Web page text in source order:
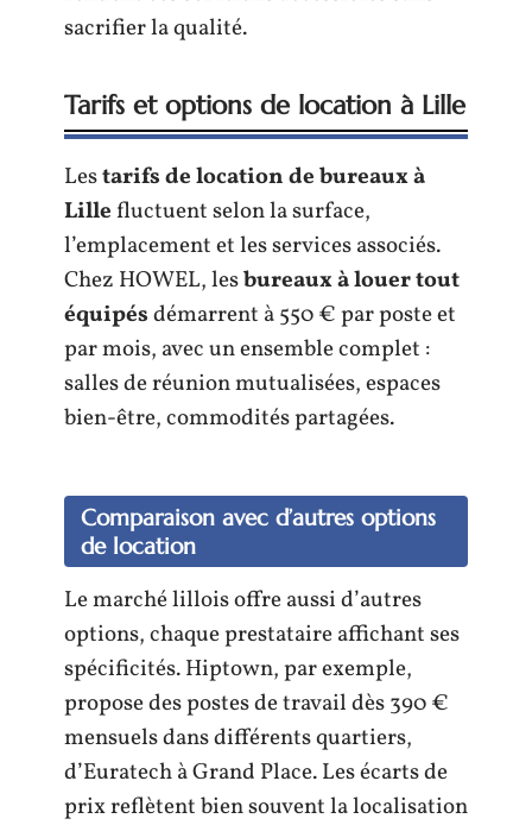
sacrifier la qualité.
Tarifs et options de location à Lille
Lestarifs de location de bureaux à
Lillefluctuent selon la surface,
l’emplacement et les services associés.
Chez HOWEL, lesbureaux à louer tout
équipésdémarrent à 550 € par poste et
par mois, avec un ensemble complet :
salles de réunion mutualisées, espaces
bien-être, commodités partagées.
Comparaison avec d’autres options
de location
Le marché lillois offre aussi d’autres
options, chaque prestataire affichant ses
spécificités. Hiptown, par exemple,
propose des postes de travail dès 390 €
mensuels dans différents quartiers,
d’Euratech à Grand Place. Les écarts de
prix reflètent bien souvent la localisation